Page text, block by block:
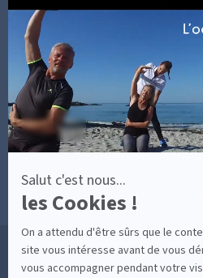
Salut c'est nous...
les Cookies !
On a attendu d'être sûrs que le
site vous intéresse avant de vous
vous accompagner pendant votre
LES
SOINS AVEC
BONNES
MON
MON
ACCÈS
CONTACT
MESURES
POLITIQUE DE
MENTIONS
36 RUE DES SABLES BLANCS - 29900